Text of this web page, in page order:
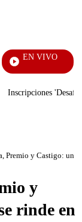
EN VIVO
Inscripciones
Premio y Castigo: un
y
rinde en